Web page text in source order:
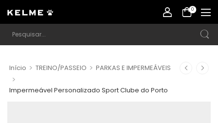
0
Início > TREINO/PASSEIO > PARKAS E IMPERMEÁVEIS
>
Impermeável Personalizado Sport Clube do Porto